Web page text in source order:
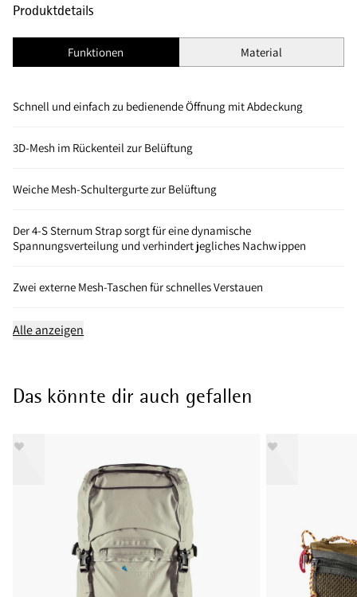
Produktdetails
Funktionen Material
Schnell und einfach zu bedienende Öffnung mit Abdeckung
3D-Mesh im Rückenteil zur Belüftung
Weiche Mesh-Schultergurte zur Belüftung
Der 4-S Sternum Strap sorgt für eine dynamische
Spannungsverteilung und verhindert jegliches Nachwippen
Zwei externe Mesh-Taschen für schnelles Verstauen
Alle anzeigen
Das könnte dir auch gefallen